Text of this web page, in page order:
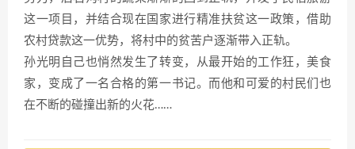
这一项目，并结合现在国家进行精准扶贫这一政策，借助
农村贷款这一优势，将村中的贫苦户逐渐带入正轨。
孙光明自己也悄然发生了转变，从最开始的工作狂，美食
家，变成了一名合格的第一书记。而他和可爱的村民们也
在不断的碰撞出新的火花……